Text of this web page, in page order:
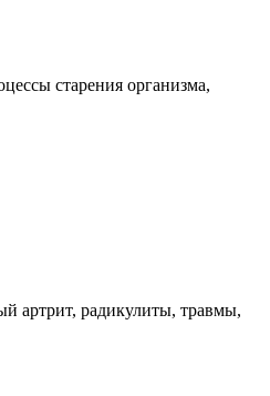
старения организма,
артрит, радикулиты, травмы,